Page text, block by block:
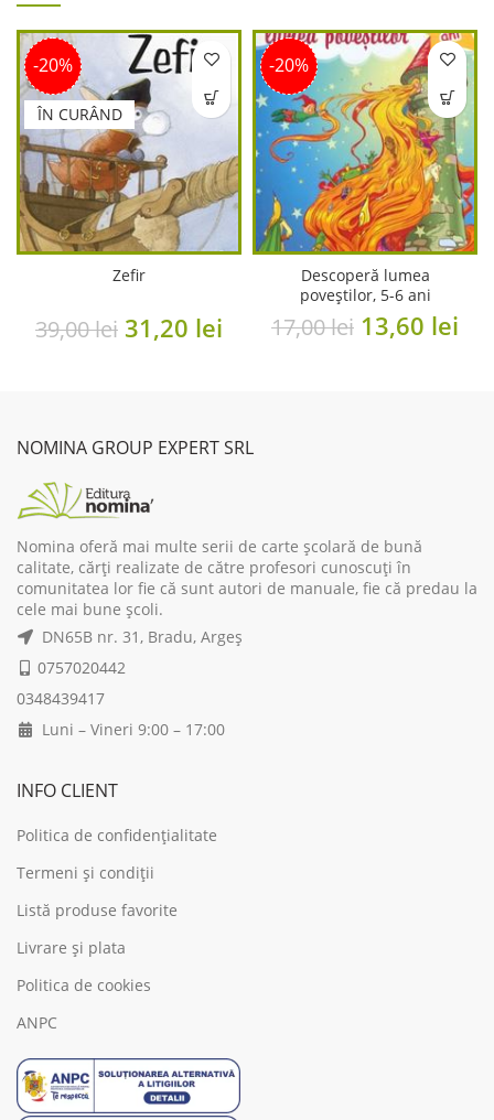
-20%
ÎN CURÂND
Zefir
39,00lei Original
31,20 lei Current
-20%
Descoperă lumea
poveștilor, 5-6 ani
17,00lei Original
13,60 lei
NOMINA GROUP EXPERT SRL
Nomina oferă mai multe serii de carte școlară de bună
calitate, cărți realizate de către profesori cunoscuți în
comunitatea lor fie că sunt autori de manuale, fie că predau la
cele mai bune școli.
DN65B nr. 31, Bradu, Argeș
0757020442
0348439417
Luni – Vineri 9:00 – 17:00
INFO CLIENT
Politica de confidențialitate
Termeni și condiții
Listă produse favorite
Livrare și plata
Politica de cookies
ANPC